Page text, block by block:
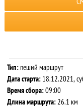
Тип:пеший маршрут
Дата старта:18.12.2021,
Время сбора:09:00
Длина маршрута:26.1 км